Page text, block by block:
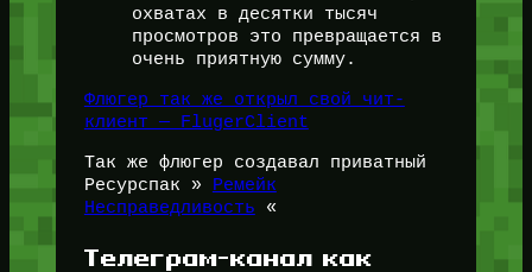
охватах в десятки тысяч
просмотров это превращается в
очень приятную сумму.
Флюгер так же открыл свой чит-
клиент — FlugerClient
Так же флюгер создавал приватный
Ресурспак »
Ремейк
Несправедливость «
Телеграм-канал как